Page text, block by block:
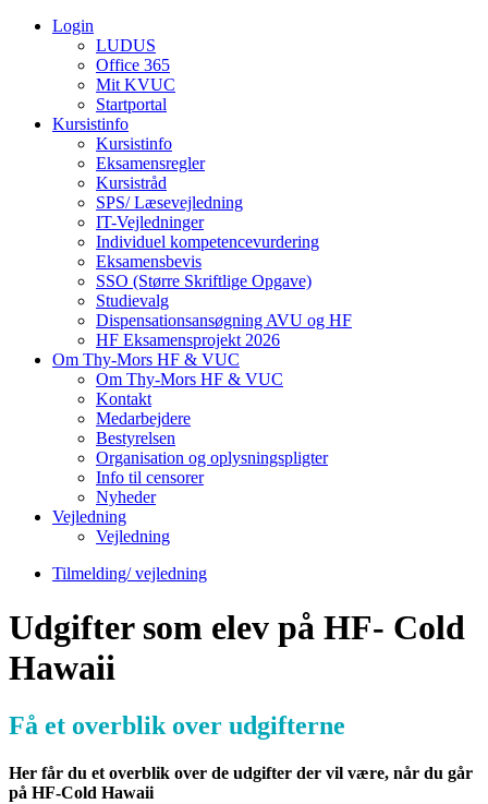
Login
LUDUS
Office 365
Mit KVUC
Startportal
Kursistinfo
Kursistinfo
Eksamensregler
Kursistråd
SPS/ Læsevejledning
IT-Vejledninger
Individuel kompetencevurdering
Eksamensbevis
SSO (Større Skriftlige Opgave)
Studievalg
Dispensationsansøgning AVU og HF
HF Eksamensprojekt 2026
Om Thy-Mors HF & VUC
Om Thy-Mors HF & VUC
Kontakt
Medarbejdere
Bestyrelsen
Organisation og oplysningspligter
Info til censorer
Nyheder
Vejledning
Vejledning
Tilmelding/ vejledning
Udgifter som elev på HF- Cold
Hawaii
Få et overblik over udgifterne
Her får du et overblik over de udgifter der vil være, når du går
på HF-Cold Hawaii